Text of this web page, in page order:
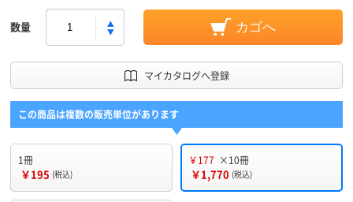
数量 カゴへ
マイカタログへ登録
この商品は複数の販売単位があります
1冊
￥195 (税込)
￥177 ×10冊
￥1,770 (税込)